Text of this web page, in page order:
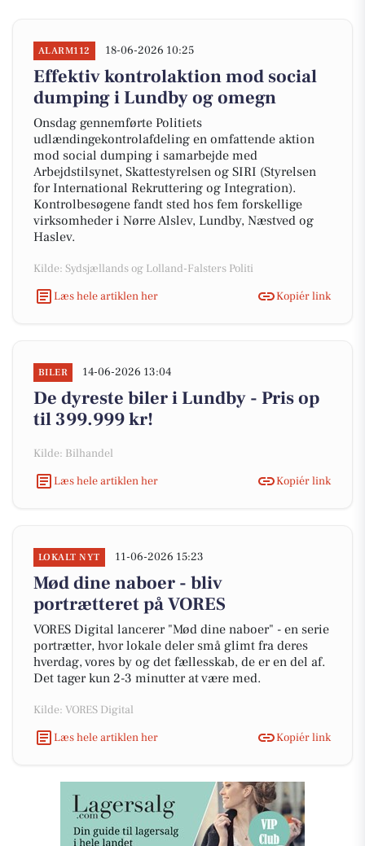
ALARM112 18-06-2026 10:25
Effektiv kontrolaktion mod social
dumping i Lundby og omegn
Onsdag gennemførte Politiets
udlændingekontrolafdeling en omfattende aktion
mod social dumping i samarbejde med
Arbejdstilsynet, Skattestyrelsen og SIRI (Styrelsen
for International Rekruttering og Integration).
Kontrolbesøgene fandt sted hos fem forskellige
virksomheder i Nørre Alslev, Lundby, Næstved og
Haslev.
Kilde: Sydsjællands og Lolland-Falsters Politi
Læs hele artiklen her
Kopiér link
BILER 14-06-2026 13:04
De dyreste biler i Lundby - Pris op
til 399.999 kr!
Kilde: Bilhandel
Læs hele artiklen her
Kopiér link
LOKALT NYT 11-06-2026 15:23
Mød dine naboer - bliv
portrætteret på VORES
VORES Digital lancerer "Mød dine naboer" - en serie
portrætter, hvor lokale deler små glimt fra deres
hverdag, vores by og det fællesskab, de er en del af.
Det tager kun 2-3 minutter at være med.
Kilde: VORES Digital
Læs hele artiklen her
Kopiér link